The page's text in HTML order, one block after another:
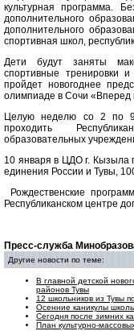
культурная программа.
дополнительного
дополнительного
спортивная школ,
Дети будут заняты
спортивные тренировки
пройдет новогоднее
олимпиаде в Сочи «Вперед
Целую неделю со 2 по 9
проходить
образовательных
10 января в ЦДО г. Кызыла
единения России и Тувы,
Рождественские
Республиканском центре
Пресс-служба
Другие новости по теме:
В главной детской
районов Тувы
12 школьников из Тувы
Осенние каникулы
Сегодня после зимних
План культурно-